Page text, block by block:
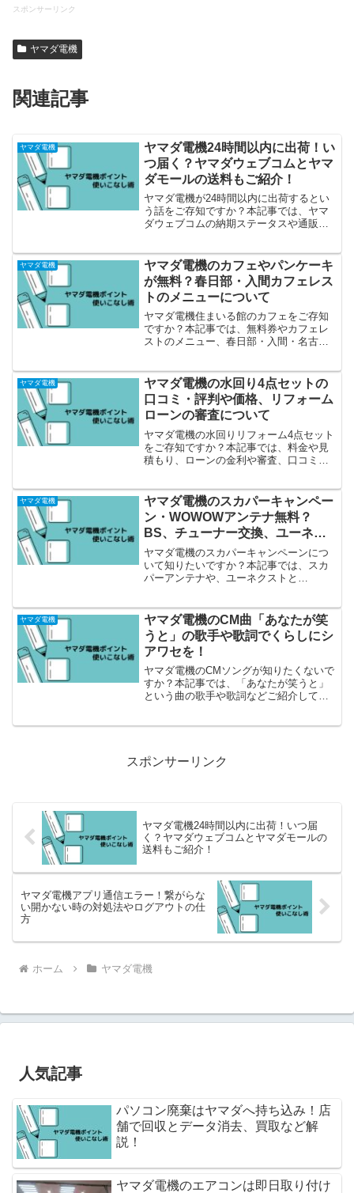
スポンサーリンク
ヤマダ電機
関連記事
ヤマダ電機
ヤマダ電機24時間以内に出荷！い
つ届く？ヤマダウェブコムとヤマ
ダモールの送料もご紹介！
ヤマダ電機が24時間以内に出荷するとい
う話をご存知ですか？本記事では、ヤマ
ダウェブコムの納期ステータスや通販オ
ヤマダ電機
ヤマダ電機のカフェやパンケーキ
が無料？春日部・入間カフェレス
トのメニューについて
ヤマダ電機住まいる館のカフェをご存知
ですか？本記事では、無料券やカフェレ
ストのメニュー、春日部・入間・名古屋
ヤマダ電機
ヤマダ電機の水回り4点セットの
口コミ・評判や価格、リフォーム
ローンの審査について
ヤマダ電機の水回りリフォーム4点セット
をご存知ですか？本記事では、料金や見
積もり、ローンの金利や審査、口コミ・
ヤマダ電機
ヤマダ電機のスカパーキャンペー
ン・WOWOWアンテナ無料？
BS、チューナー交換、ユーネク
ストなど必見！
ヤマダ電機のスカパーキャンペーンにつ
いて知りたいですか？本記事では、スカ
パーアンテナや、ユーネクストと
ヤマダ電機
ヤマダ電機のCM曲「あなたが笑
うと」の歌手や歌詞でくらしにシ
アワセを！
ヤマダ電機のCMソングが知りたくないで
すか？本記事では、「あなたが笑うと」
という曲の歌手や歌詞などご紹介してい
スポンサーリンク
ヤマダ電機24時間以内に出荷！いつ届
く？ヤマダウェブコムとヤマダモールの
送料もご紹介！
ヤマダ電機アプリ通信エラー！繋がらな
い開かない時の対処法やログアウトの仕
方
ホーム ヤマダ電機
人気記事
パソコン廃棄はヤマダへ持ち込み！店
舗で回収とデータ消去、買取など解
説！
ヤマダ電機のエアコンは即日取り付け